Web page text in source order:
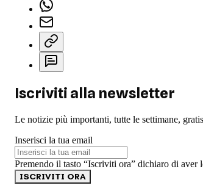
Iscriviti alla newsletter
Le notizie più importanti, tutte le settimane,
Inserisci la tua email
Premendo il tasto “Iscriviti ora” dichiaro di aver
ISCRIVITI ORA